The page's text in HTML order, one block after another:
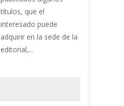
títulos, que el
interesado puede
adquirir en la sede de la
editorial,...